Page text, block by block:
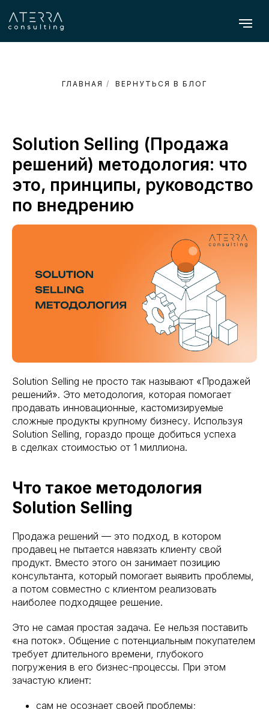
ГЛАВНАЯ / ВЕРНУТЬСЯ В БЛОГ
Solution Selling (Продажа
решений) методология: что
это, принципы, руководство
по внедрению
Solution Selling не просто так называют «Продажей
решений». Это методология, которая помогает
продавать инновационные, кастомизируемые
сложные продукты крупному бизнесу. Используя
Solution Selling, гораздо проще добиться успеха
в сделках стоимостью от 1 миллиона.
Что такое методология
Solution Selling
Продажа решений — это подход, в котором
продавец не пытается навязать клиенту свой
продукт. Вместо этого он занимает позицию
консультанта, который помогает выявить проблемы,
а потом совместно с клиентом реализовать
наиболее подходящее решение.
Это не самая простая задача. Ее нельзя поставить
«на поток». Общение с потенциальным покупателем
требует длительного времени, глубокого
погружения в его бизнес-процессы. При этом
зачастую клиент:
сам не осознает своей проблемы;